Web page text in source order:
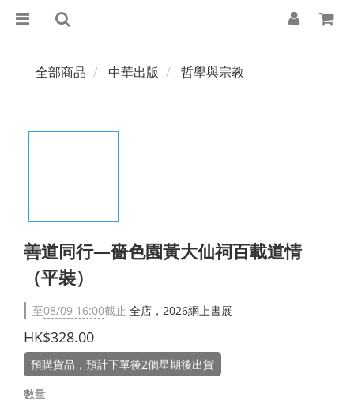
全部商品 中華出版 哲學與宗教
善道同行—嗇色園黃大仙祠百載道情
（平裝）
至08/09 16:00截止 全店，2026網上書展
HK$328.00
預購貨品，預計下單後2個星期後出貨
數量